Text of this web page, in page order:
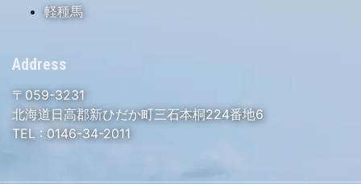
軽種馬
Address
〒059-3231
北海道日高郡新ひだか町三石本桐224番地6
TEL : 0146-34-2011